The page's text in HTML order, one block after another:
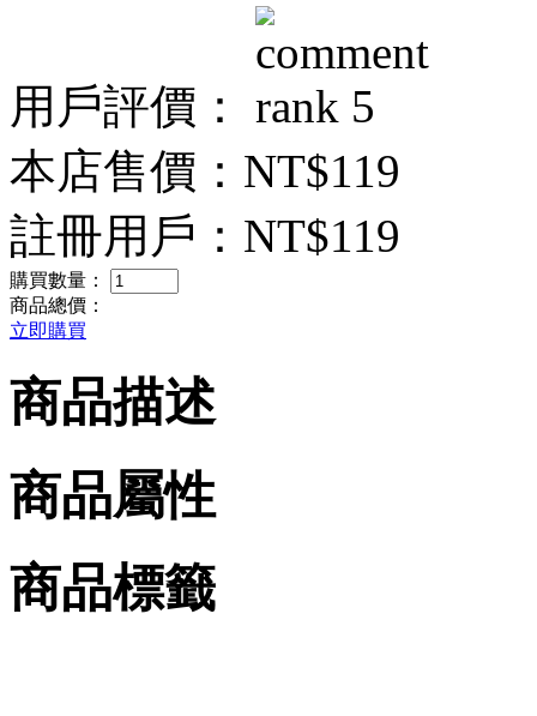
用戶評價：
本店售價： NT$119
註冊用戶： NT$119
購買數量：
商品總價：
立即購買
商品描述
商品屬性
商品標籤